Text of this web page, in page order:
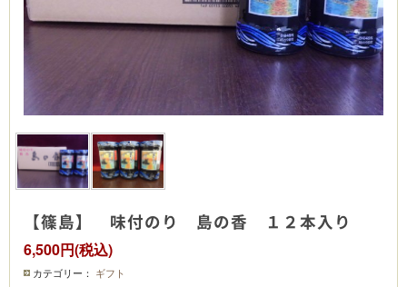
【篠島】 味付のり 島の香 １２本入り
6,500円(税込)
カテゴリー： ギフト